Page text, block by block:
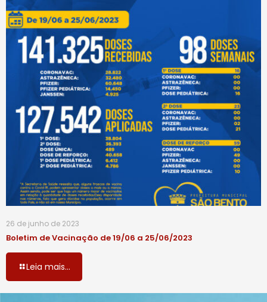
26 de junho de 2023
Boletim de Vacinação de 19/06 a 25/06/2023
Leia mais...